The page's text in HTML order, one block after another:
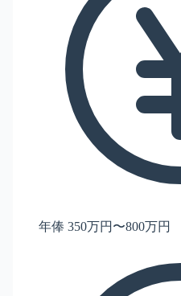
年俸 350万円〜800万円